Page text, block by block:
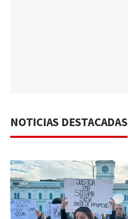
NOTICIAS DESTACADAS